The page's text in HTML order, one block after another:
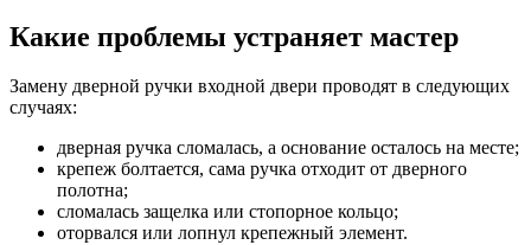
Какие проблемы устраняет мастер
Замену дверной ручки входной двери проводят в следующих
случаях:
дверная ручка сломалась, а основание осталось на месте;
крепеж болтается, сама ручка отходит от дверного
полотна;
сломалась защелка или стопорное кольцо;
оторвался или лопнул крепежный элемент.